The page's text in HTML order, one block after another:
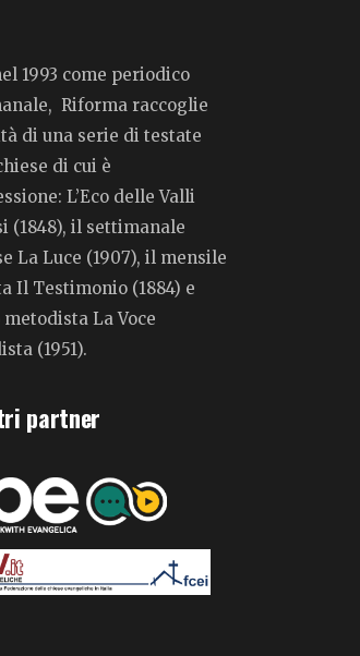
1993 come periodico
Riforma raccoglie
di una serie di testate
di cui è
L’Eco delle Valli
(1848), il settimanale
La Luce (1907), il mensile
Il Testimonio (1884) e
La Voce
(1951).
partner